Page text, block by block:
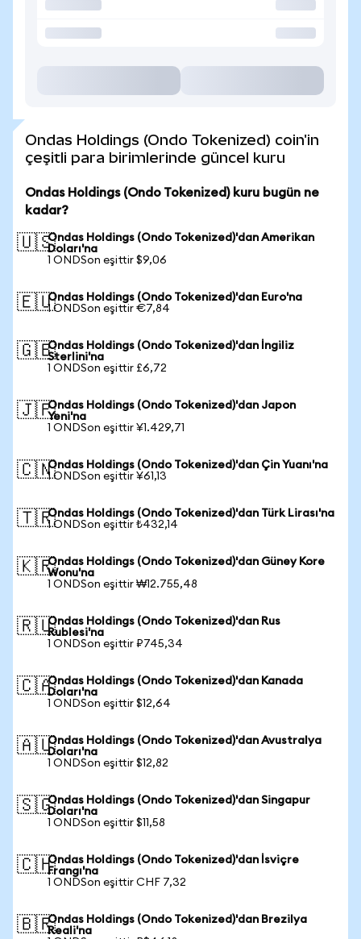
Ondas Holdings (Ondo Tokenized) coin'in
çeşitli para birimlerinde güncel kuru
Ondas Holdings (Ondo Tokenized) kuru bugün ne
kadar?
🇺🇸Ondas Holdings (Ondo Tokenized)'dan Amerikan
Doları'na
1 ONDSon eşittir $9,06
🇪🇺Ondas Holdings (Ondo Tokenized)'dan Euro'na
1 ONDSon eşittir €7,84
🇬🇧Ondas Holdings (Ondo Tokenized)'dan İngiliz
Sterlini'na
1 ONDSon eşittir £6,72
🇯🇵Ondas Holdings (Ondo Tokenized)'dan Japon
Yeni'na
1 ONDSon eşittir ¥1.429,71
🇨🇳Ondas Holdings (Ondo Tokenized)'dan Çin Yuanı'na
1 ONDSon eşittir ¥61,13
🇹🇷Ondas Holdings (Ondo Tokenized)'dan Türk Lirası'na
1 ONDSon eşittir ₺432,14
🇰🇷Ondas Holdings (Ondo Tokenized)'dan Güney Kore
Wonu'na
1 ONDSon eşittir ₩12.755,48
🇷🇺Ondas Holdings (Ondo Tokenized)'dan Rus
Rublesi'na
1 ONDSon eşittir ₽745,34
🇨🇦Ondas Holdings (Ondo Tokenized)'dan Kanada
Doları'na
1 ONDSon eşittir $12,64
🇦🇺Ondas Holdings (Ondo Tokenized)'dan Avustralya
Doları'na
1 ONDSon eşittir $12,82
🇸🇬Ondas Holdings (Ondo Tokenized)'dan Singapur
Doları'na
1 ONDSon eşittir $11,58
🇨🇭Ondas Holdings (Ondo Tokenized)'dan İsviçre
Frangı'na
1 ONDSon eşittir CHF 7,32
🇧🇷Ondas Holdings (Ondo Tokenized)'dan Brezilya
Reali'na